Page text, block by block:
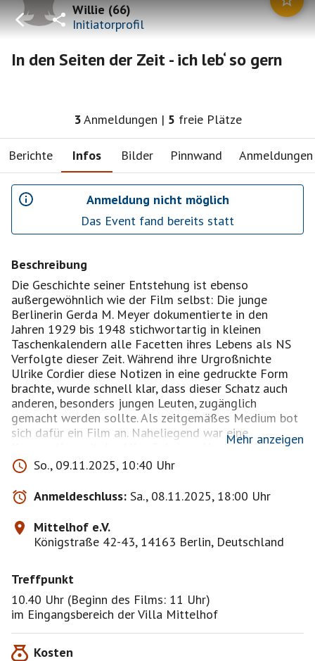
Willie(66)
Initiatorprofil
In den Seiten der Zeit - ich leb‘ so gern
3Anmeldungen | 5 freie Plätze
Berichte Infos Bilder Pinnwand Anmeldungen
Anmeldung nicht möglich
Das Event fand bereits statt
Beschreibung
Die Geschichte seiner Entstehung ist ebenso
außergewöhnlich wie der Film selbst: Die junge
Berlinerin Gerda M. Meyer dokumentierte in den
Jahren 1929 bis 1948 stichwortartig in kleinen
Taschenkalendern alle Facetten ihres Lebens als NS
Verfolgte dieser Zeit. Während ihre Urgroßnichte
Ulrike Cordier diese Notizen in eine gedruckte Form
brachte, wurde schnell klar, dass dieser Schatz auch
anderen, besonders jungen Leuten, zugänglich
gemacht werden sollte. Als zeitgemäßes Medium bot
sich dafür ein Film an. Naheliegend war eine
Kooperation mit der Alice Salomon Hochschule in
Berlin, denn Gerda war eine der ersten Schülerinnen
der damaligen „Sozialen Frauenschule“.
So entstand unter professioneller Anleitung der
Professorin Johanna Kaiser und der Filmemacherin
Johanna Pohland in zwei Semestern der berührende
Film „In den Seiten der Zeit – Ich leb‘ so gern“.
https://www.mittelhof.org/angebote/in-den-seiten-
der-zeit-ich-leb-so-gern-gerda-meyer/
Mehr anzeigen
So., 09.11.2025, 10:40 Uhr
Anmeldeschluss: Sa., 08.11.2025, 18:00 Uhr
Mittelhof e.V.
Königstraße 42-43, 14163 Berlin, Deutschland
Treffpunkt
10.40 Uhr (Beginn des Films: 11 Uhr)
im Eingangsbereich der Villa Mittelhof
Kosten